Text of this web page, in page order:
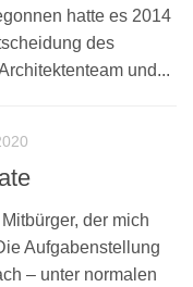
hatte es 2014
des
und...
der mich
Aufgabenstellung
– unter normalen